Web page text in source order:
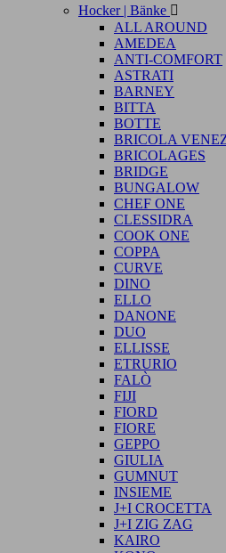
Hocker | Bänke 
ALL AROUND
AMEDEA
ANTI-COMFORT
ASTRATI
BARNEY
BITTA
BOTTE
BRICOLA
BRICOLAGES
BRIDGE
BUNGALOW
CHEF ONE
CLESSIDRA
COOK ONE
COPPA
CURVE
DINO
ELLO
DANONE
DUO
ELLISSE
ETRURIO
FALÒ
FIJI
FIORD
FIORE
GEPPO
GIULIA
GUMNUT
INSIEME
J+I CROCETTA
J+I ZIG ZAG
KAIRO